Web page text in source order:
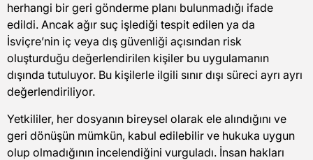
herhangi bir geri gönderme planı bulunmadığı ifade
edildi. Ancak ağır suç işlediği tespit edilen ya da
İsviçre’nin iç veya dış güvenliği açısından risk
oluşturduğu değerlendirilen kişiler bu uygulamanın
dışında tutuluyor. Bu kişilerle ilgili sınır dışı süreci ayrı ayrı
değerlendiriliyor.
Yetkililer, her dosyanın bireysel olarak ele alındığını ve
geri dönüşün mümkün, kabul edilebilir ve hukuka uygun
olup olmadığının incelendiğini vurguladı. İnsan hakları